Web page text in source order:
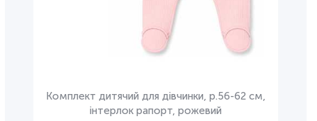
Комплект дитячий для дівчинки, р.56-62 см,
інтерлок рапорт, рожевий